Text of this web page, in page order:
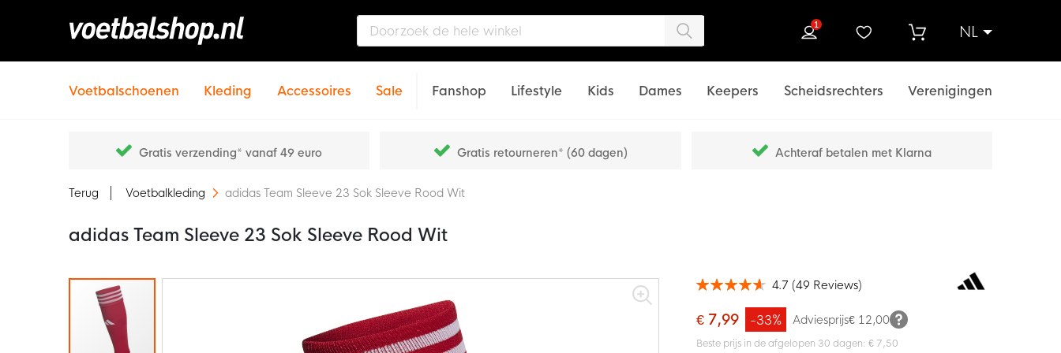
NL
1
Voetbalschoenen Kleding Accessoires Sale Fanshop Lifestyle Kids Dames Keepers Scheidsrechters Verenigingen
Gratis verzending* vanaf 49 euro Gratis retourneren* (60 dagen) Achteraf betalen met Klarna
Terug Voetbalkleding adidas Team Sleeve 23 Sok Sleeve Rood Wit
adidas Team Sleeve 23 Sok Sleeve Rood Wit
Ga
Waardering: 4.7 (49 Reviews)
€ 7,99 Adviesprijs€ 12,00
-33%
Beste prijs in de afgelopen 30 dagen: € 7,50